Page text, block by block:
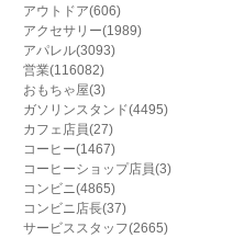
アウトドア(606)
アクセサリー(1989)
アパレル(3093)
営業(116082)
おもちゃ屋(3)
ガソリンスタンド(4495)
カフェ店員(27)
コーヒー(1467)
コーヒーショップ店員(3)
コンビニ(4865)
コンビニ店長(37)
サービススタッフ(2665)